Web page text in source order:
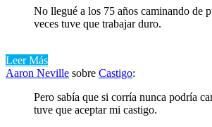
No llegué a los 75 años caminando de
veces tuve que trabajar duro.
Leer Más
Aaron Neville sobre Castigo:
Pero sabía que si corría nunca podría
tuve que aceptar mi castigo.